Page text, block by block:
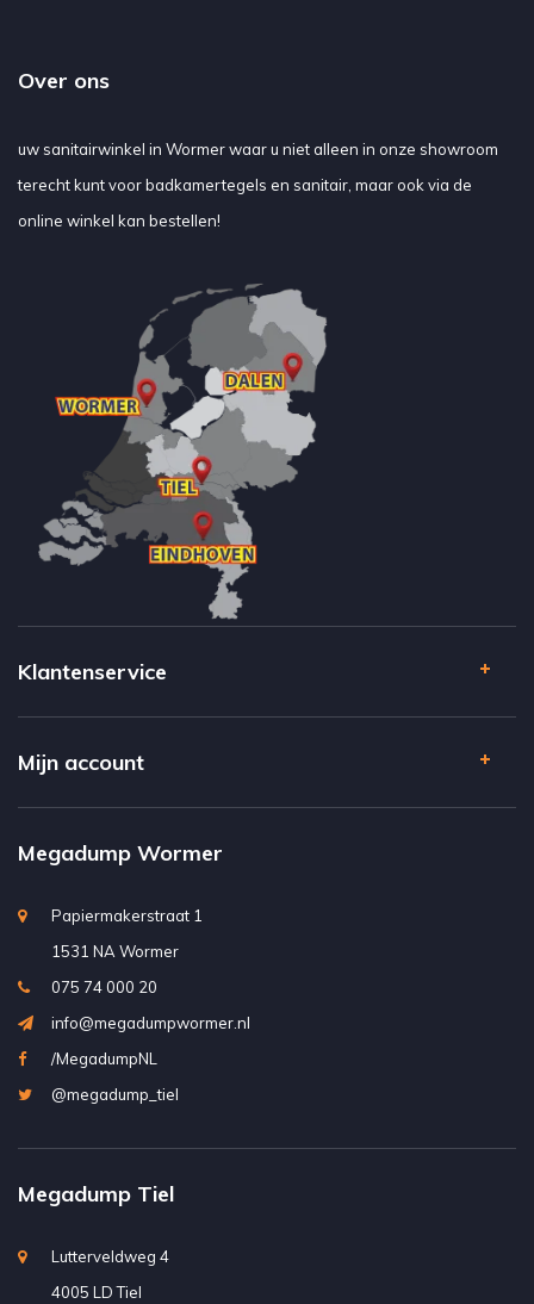
Over ons
uw sanitairwinkel in Wormer waar u niet alleen in onze showroom
terecht kunt voor badkamertegels en sanitair, maar ook via de
online winkel kan bestellen!
Klantenservice
Mijn account
Megadump Wormer
Papiermakerstraat 1
1531 NA Wormer
075 74 000 20
info@megadumpwormer.nl
/MegadumpNL
@megadump_tiel
Megadump Tiel
Lutterveldweg 4
4005 LD Tiel